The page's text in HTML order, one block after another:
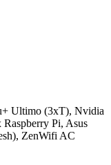
Ultimo (3xT), Nvidia
Pi, Asus
ZenWifi AC